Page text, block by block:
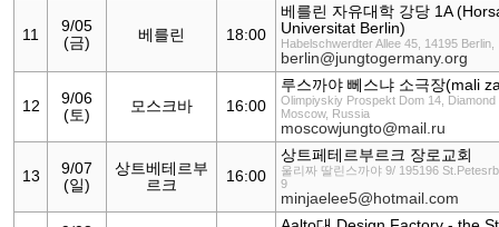
11
9/05
(금)
베를린 18:00
베를린 자유대학 강당 1A
Universitat Berlin)
Habelschwerdter Allee 45, 14195
berlin@jungtogermany.org
12
9/06
(토)
모스크바 16:00
루스까야 뻬스냐 소극장(mali
Olimpiyskiy Prospekt Dom 14,
Moscow, Russia
moscowjungto@mail.ru
13
9/07
(일)
상트베테르부
르크
16:00
상트페테르부르크 장로교회
울리짜 딸린스까야 9/ 195196
9
minjaelee5@hotmail.com